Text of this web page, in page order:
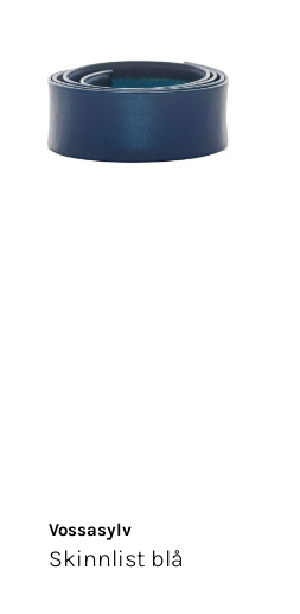
Vossasylv
Skinnlist blå